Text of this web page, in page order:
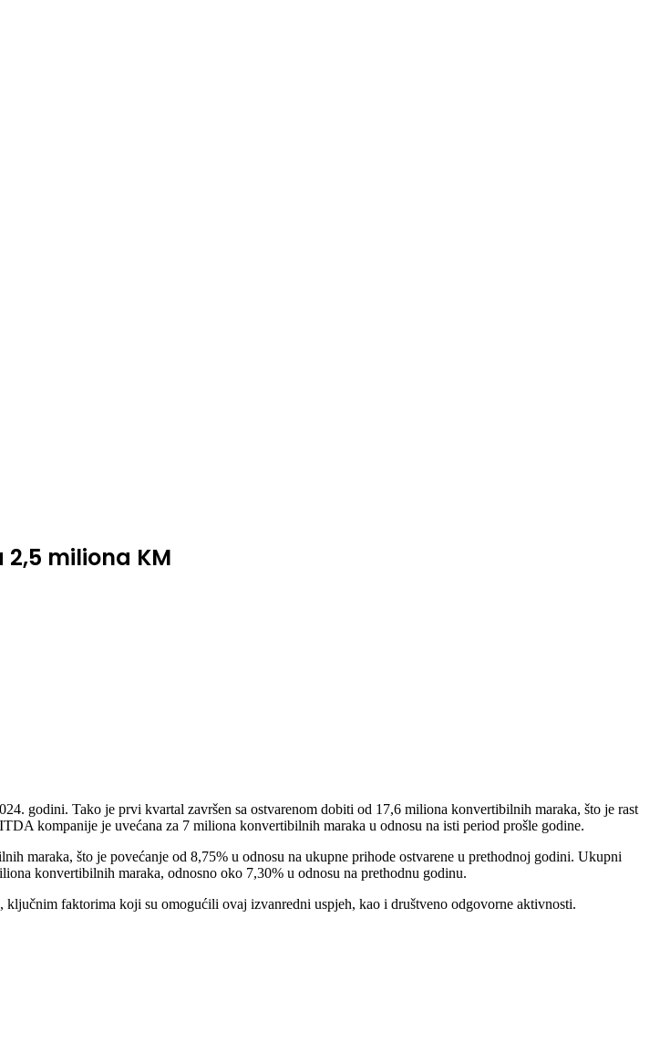
miliona KM
godini. Tako je prvi kvartal završen sa ostvarenom dobiti od 17,6 miliona konvertibilnih maraka, što je rast
kompanije je uvećana za 7 miliona konvertibilnih maraka u odnosu na isti period prošle godine.
maraka, što je povećanje od 8,75% u odnosu na ukupne prihode ostvarene u prethodnoj godini. Ukupni
konvertibilnih maraka, odnosno oko 7,30% u odnosu na prethodnu godinu.
faktorima koji su omogućili ovaj izvanredni uspjeh, kao i društveno odgovorne aktivnosti.